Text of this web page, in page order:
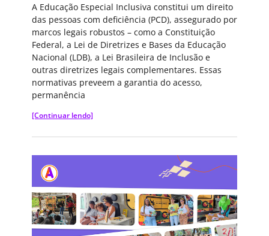
A Educação Especial Inclusiva constitui um direito
das pessoas com deficiência (PCD), assegurado por
marcos legais robustos – como a Constituição
Federal, a Lei de Diretrizes e Bases da Educação
Nacional (LDB), a Lei Brasileira de Inclusão e
outras diretrizes legais complementares. Essas
normativas preveem a garantia do acesso,
permanência
[Continuar lendo]